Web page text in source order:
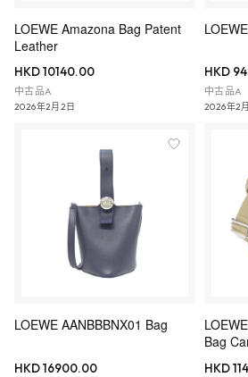
LOEWE Amazona Bag Patent
Leather
HKD 10140.00
中古品A
2026年2月2日
HKD
中古品A
2026年2
LOEWE AANBBBNX01 Bag
HKD 16900.00
Bag
HKD